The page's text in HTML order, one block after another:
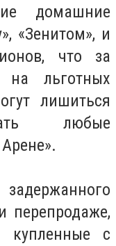
домашние
«Зенитом», и
что за
на льготных
лишиться
любые
перепродаже,
купленные с